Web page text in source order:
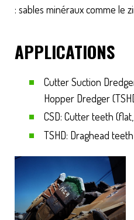
: sables minéraux comme le
APPLICATIONS
Cutter Suction
Hopper Dredger
CSD: Cutter teeth
TSHD: Draghead